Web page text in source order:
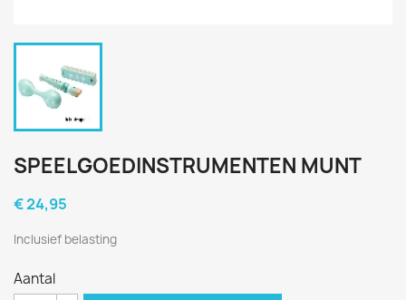
SPEELGOEDINSTRUMENTEN MUNT
€ 24,95
Inclusief belasting
Aantal